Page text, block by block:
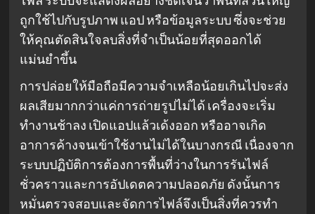
ถูกใช้ไปกับรูปภาพ แอป หรือข้อมูลระบบ ซึ่งจะช่วย
ให้คุณตัดสินใจลบสิ่งที่จำเป็นน้อยที่สุดออกได้
แม่นยำขึ้น
การปล่อยให้มือถือมีความจำเหลือน้อยเกินไปจะส่ง
ผลเสียมากกว่าแค่การถ่ายรูปไม่ได้ เครื่องจะเริ่ม
ทำงานช้าลง เปิดแอปแล้วเด้งออก หรืออาจเกิด
อาการค้างจนเข้าใช้งานไม่ได้ในบางกรณี เนื่องจาก
ระบบปฏิบัติการต้องการพื้นที่ว่างในการรันไฟล์
ชั่วคราวและการอัปเดตความปลอดภัย ดังนั้นการ
หมั่นตรวจสอบและจัดการไฟล์จึงเป็นสิ่งที่ควรทำ